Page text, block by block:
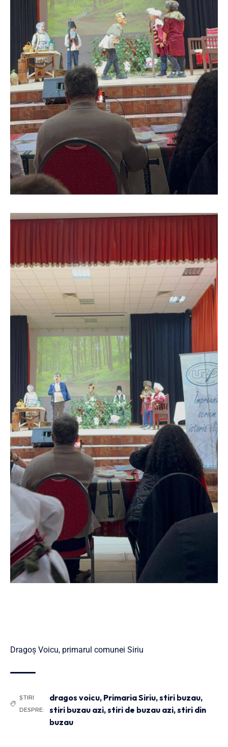
Dragoș Voicu, primarul comunei Siriu
ȘTIRI
DESPRE:
dragos voicu, Primaria Siriu,stiri buzau,
stiri buzau azi,stiri de buzau azi,stiri din
buzau